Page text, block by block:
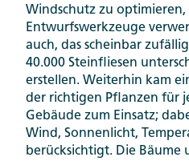
Windschutz zu
Entwurfswerkzeuge
auch, das scheinbar
40.000 Steinfliesen
erstellen. Weiterhin kam
der richtigen Pflanzen für
Gebäude zum Einsatz;
Wind, Sonnenlicht,
berücksichtigt. Die Bäume